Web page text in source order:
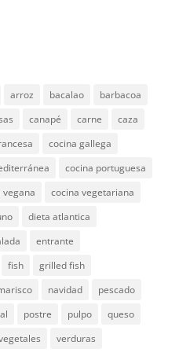
arroz bacalao
barbacoa
canapé carne
caza
cocina gallega
cocina portuguesa
vegana
cocina vegetariana
dieta atlantica
entrante
fish
grilled fish
navidad
pescado
postre pulpo
queso
verduras